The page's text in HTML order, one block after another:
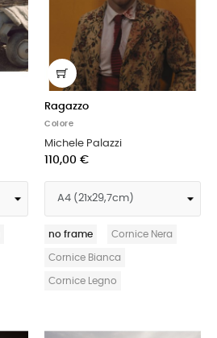
Ragazzo
Colore
Michele Palazzi
110,00 €
no frame Cornice Nera
Cornice Bianca
Cornice Legno